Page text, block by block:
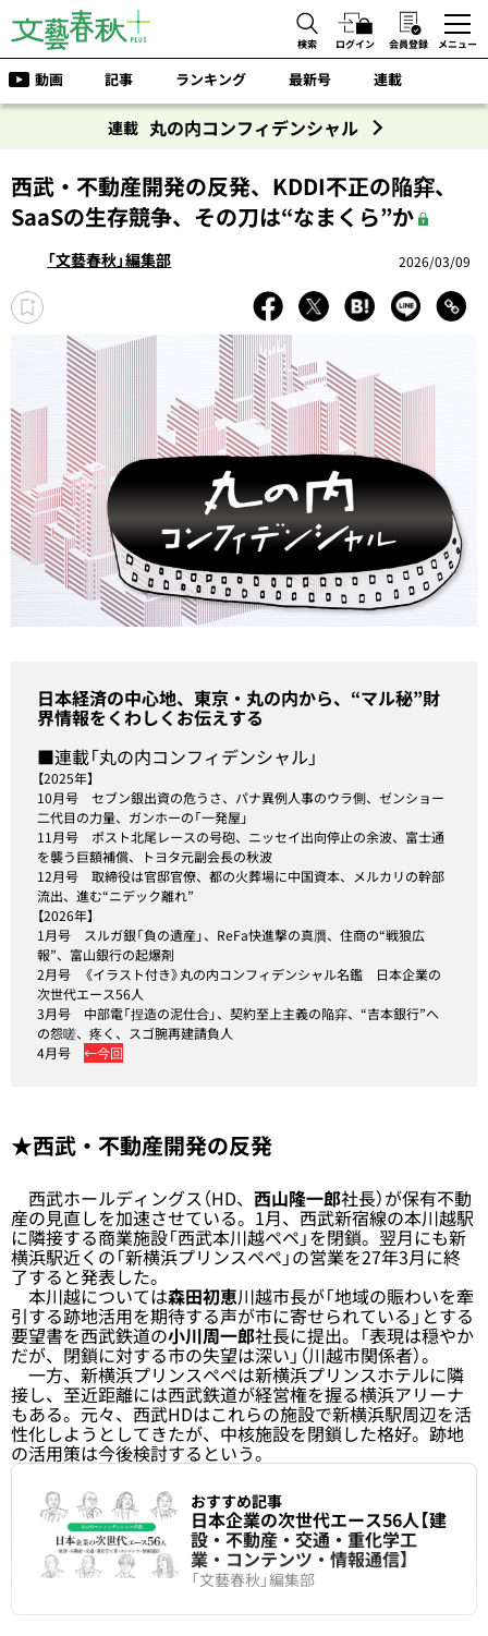
検索 ログイン 会員登録 メニュー
動画 記事 ランキング 最新号 連載
連載 丸の内コンフィデンシャル
西武・不動産開発の反発、KDDI不正の陥穽、
SaaSの生存競争、その刀は“なまくら”か
「文藝春秋」編集部 2026/03/09
日本経済の中心地、東京・丸の内から、“マル秘”財
界情報をくわしくお伝えする
■連載「丸の内コンフィデンシャル」
【2025年】
10月号 セブン銀出資の危うさ、パナ異例人事のウラ側、ゼンショー
二代目の力量、ガンホーの「一発屋」
11月号 ポスト北尾レースの号砲、ニッセイ出向停止の余波、富士通
を襲う巨額補償、トヨタ元副会長の秋波
12月号 取締役は官邸官僚、都の火葬場に中国資本、メルカリの幹部
流出、進む“ニデック離れ”
【2026年】
1月号
スルガ銀「負の遺産」、ReFa快進撃の真贋、住商の“戦狼広
報”、富山銀行の起爆剤
2月号
《イラスト付き》丸の内コンフィデンシャル名鑑 日本企業の
次世代エース56人
3月号 中部電「捏造の泥仕合」、契約至上主義の陥穽、“吉本銀行”へ
の怨嗟、疼く、スゴ腕再建請負人
4月号 ←今回
★西武・不動産開発の反発
西武ホールディングス（HD、 西山隆一郎社長）が保有不動
産の見直しを加速させている。1月、西武新宿線の本川越駅
に隣接する商業施設「西武本川越ペペ」を閉鎖。翌月にも新
横浜駅近くの「新横浜プリンスペペ」の営業を27年3月に終
了すると発表した。
本川越については森田初恵川越市長が「地域の賑わいを牽
引する跡地活用を期待する声が市に寄せられている」とする
要望書を西武鉄道の小川周一郎社長に提出。「表現は穏やか
だが、閉鎖に対する市の失望は深い」（川越市関係者）。
一方、新横浜プリンスペペは新横浜プリンスホテルに隣
接し、至近距離には西武鉄道が経営権を握る横浜アリーナ
もある。元々、西武HDはこれらの施設で新横浜駅周辺を活
性化しようとしてきたが、中核施設を閉鎖した格好。跡地
の活用策は今後検討するという。
おすすめ記事
日本企業の次世代エース56人【建
設・不動産・交通・重化学工
業・コンテンツ・情報通信】
「文藝春秋」編集部